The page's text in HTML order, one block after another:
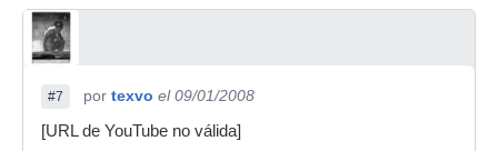
#7 por texvo el 09/01/2008
[URL de YouTube no válida]